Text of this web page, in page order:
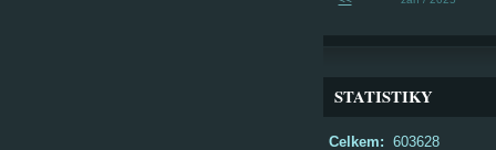
STATISTIKY
Celkem: 603628